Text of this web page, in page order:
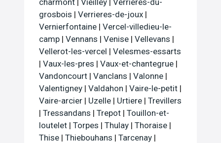
grosbois | Verrieres-de-joux |
Vernierfontaine | Vercel-villedieu-le-
camp | Vennans | Venise | Vellevans |
Vellerot-les-vercel | Velesmes-essarts
| Vaux-les-pres | Vaux-et-chantegrue |
Vandoncourt | Vanclans | Valonne |
Valentigney | Valdahon | Vaire-le-petit |
Vaire-arcier | Uzelle | Urtiere | Trevillers
| Tressandans | Trepot | Touillon-et-
loutelet | Torpes | Thulay | Thoraise |
Thise | Thiebouhans | Tarcenay |